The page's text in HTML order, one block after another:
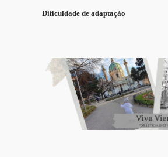
Dificuldade de adaptação